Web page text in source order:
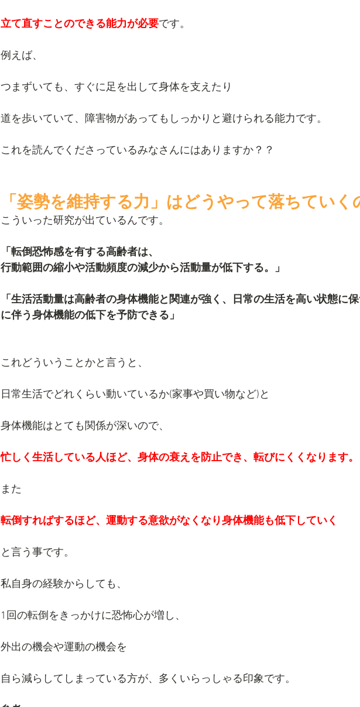
立て直すことのできる能力が必要です。
例えば、
つまずいても、すぐに足を出して身体を支えたり
道を歩いていて、障害物があってもしっかりと避けられる能力です。
これを読んでくださっているみなさんにはありますか？？
「姿勢を維持する力」はどうやって落ちていく
こういった研究が出ているんです。
「転倒恐怖感を有する高齢者は、
行動範囲の縮小や活動頻度の減少から活動量が低下する。」
「生活活動量は高齢者の身体機能と関連が強く、日常の生活を高い状態に
に伴う身体機能の低下を予防できる」
これどういうことかと言うと、
日常生活でどれくらい動いているか(家事や買い物など)と
身体機能はとても関係が深いので、
忙しく生活している人ほど、身体の衰えを防止でき、転びにくくなります。
また
転倒すればするほど、運動する意欲がなくなり身体機能も低下していく
と言う事です。
私自身の経験からしても、
1回の転倒をきっかけに恐怖心が増し、
外出の機会や運動の機会を
自ら減らしてしまっている方が、多くいらっしゃる印象です。